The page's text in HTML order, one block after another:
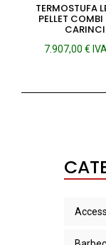
TERMOSTUFA
PELLET
CARINCI
7.907,00 €